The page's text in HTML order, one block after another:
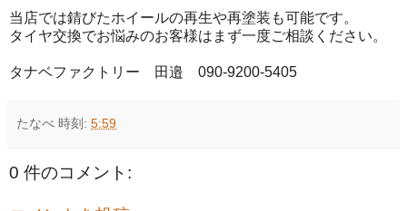
当店では錆びたホイールの再生や再塗装も可能です。
タイヤ交換でお悩みのお客様はまず一度ご相談ください。
タナベファクトリー 田邉 090-9200-5405
たなべ 時刻: 5:59
0 件のコメント: